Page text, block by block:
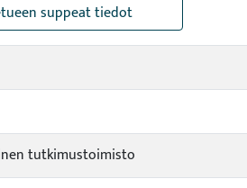
suppeat tiedot
tutkimustoimisto